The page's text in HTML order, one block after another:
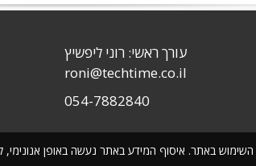
השימוש באתר. איסוף המידע באתר נעשה באופן
עורך ראשי: רוני ליפשיץ
roni@techtime.co.il
054-7882840